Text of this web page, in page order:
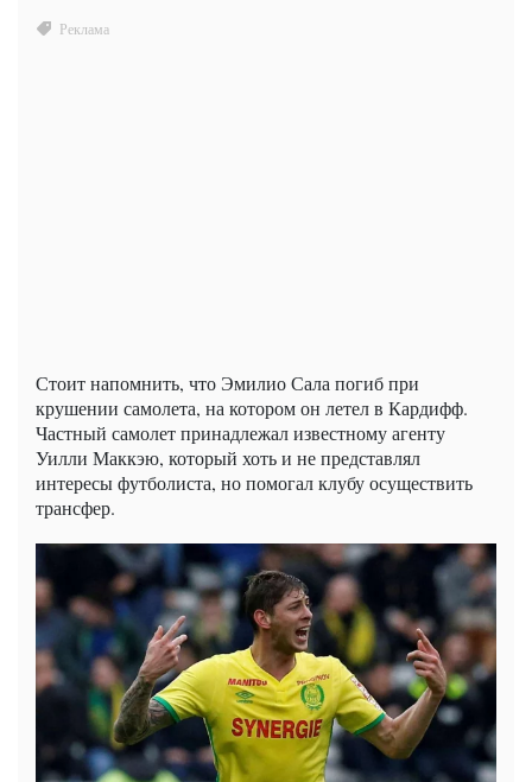
Стоит напомнить, что Эмилио Сала погиб при
крушении самолета, на котором он летел в Кардифф.
Частный самолет принадлежал известному агенту
Уилли Маккэю, который хоть и не представлял
интересы футболиста, но помогал клубу осуществить
трансфер.